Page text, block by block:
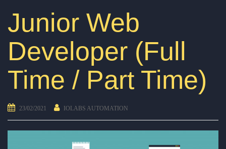
Junior Web
Developer (Full
Time / Part Time)
23/02/2021 IOLABS AUTOMATION